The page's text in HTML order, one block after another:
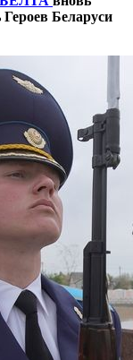
Героев Беларуси